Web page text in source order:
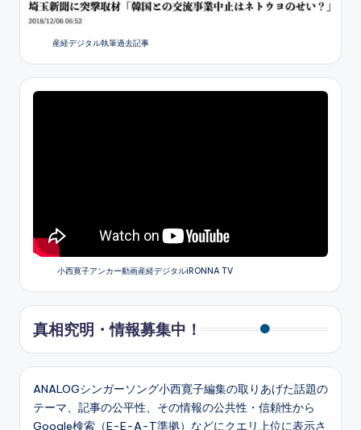
産経デジタル執筆過去記事
小西寛子アンカー動画産経デジタルiRONNA TV
真相究明・情報募集中！
ANALOGシンガーソング小西寛子編集の取りあげた話題の
テーマ、記事の公平性、その情報の公共性・信頼性から
Google検索（E-E-A-T準拠）などにクエリ上位に表示さ